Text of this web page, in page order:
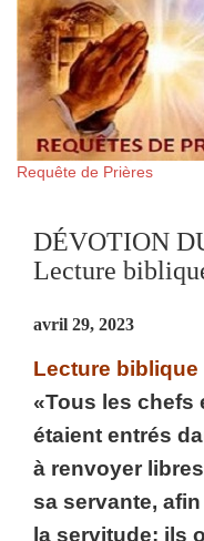
Requête de Prières
DÉVOTION
Lecture
avril 29, 2023
Lecture biblique
«Tous les chefs
étaient entrés
à renvoyer
sa servante,
la servitude; ils